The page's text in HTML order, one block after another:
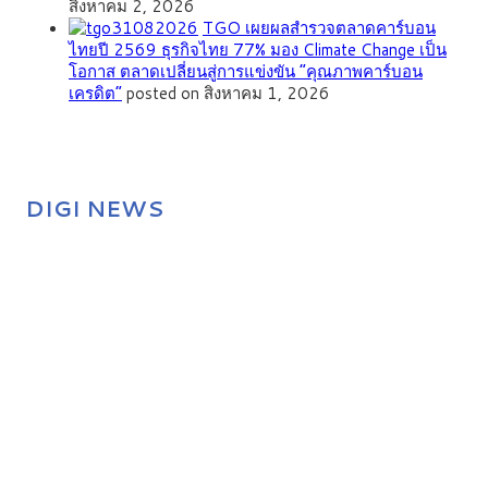
สิงหาคม 2, 2026
TGO เผยผลสำรวจตลาดคาร์บอน
ไทยปี 2569 ธุรกิจไทย 77% มอง Climate Change เป็น
โอกาส ตลาดเปลี่ยนสู่การแข่งขัน “คุณภาพคาร์บอน
เครดิต”posted on สิงหาคม 1, 2026
DIGI NEWS